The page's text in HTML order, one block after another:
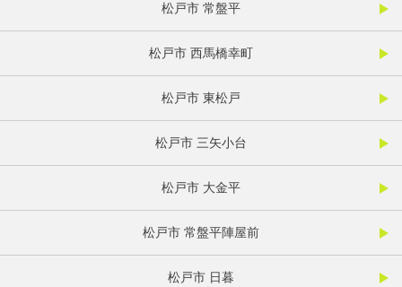
松戸市 常盤平
松戸市 西馬橋幸町
松戸市 東松戸
松戸市 三矢小台
松戸市 大金平
松戸市 常盤平陣屋前
松戸市 日暮